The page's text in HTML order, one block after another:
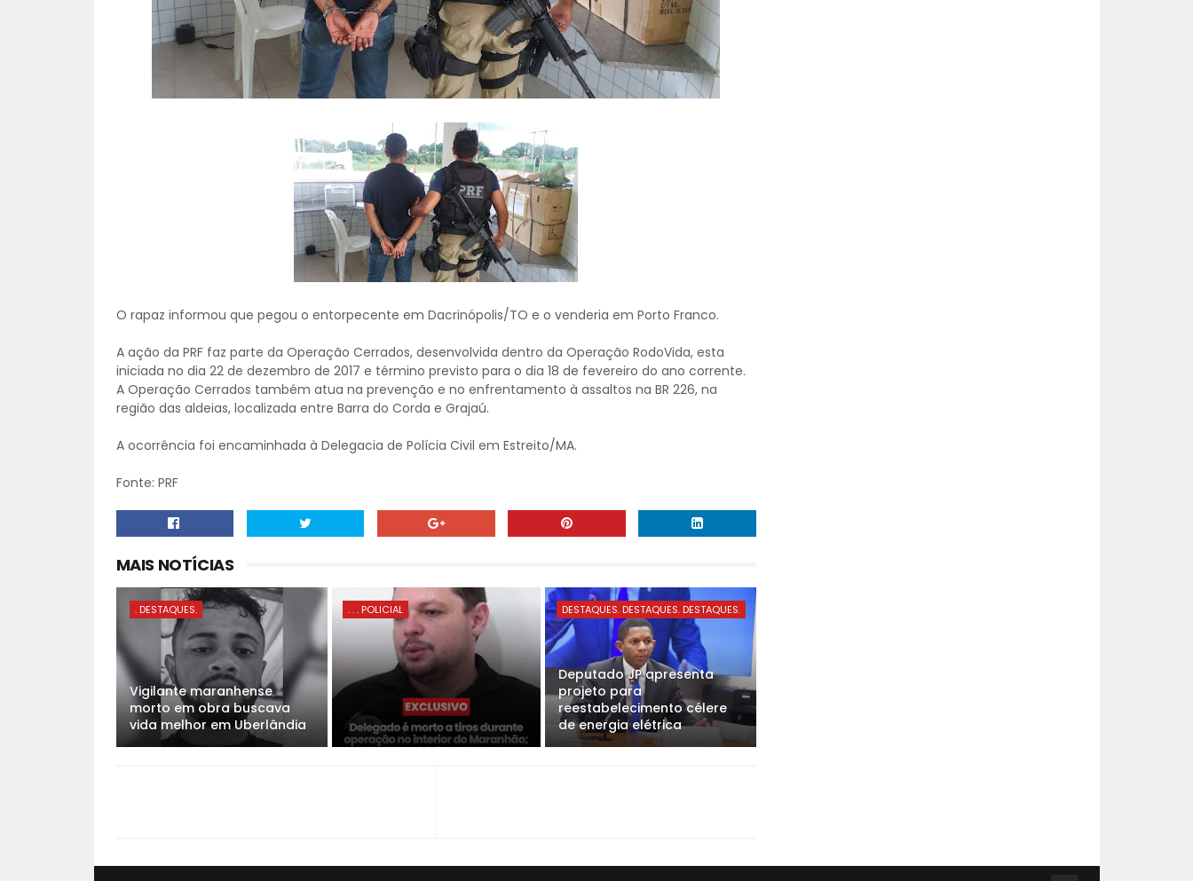
O rapaz informou que pegou o entorpecente em Dacrinópolis/TO e o venderia em Porto Franco.
A ação da PRF faz parte da Operação Cerrados, desenvolvida dentro da Operação RodoVida, esta
iniciada no dia 22 de dezembro de 2017 e término previsto para o dia 18 de fevereiro do ano corrente.
A Operação Cerrados também atua na prevenção e no enfrentamento à assaltos na BR 226, na
região das aldeias, localizada entre Barra do Corda e Grajaú.
A ocorrência foi encaminhada à Delegacia de Polícia Civil em Estreito/MA.
Fonte: PRF
MAIS NOTÍCIAS
. DESTAQUES.
Vigilante maranhense
morto em obra buscava
vida melhor em Uberlândia
. . . POLICIAL DESTAQUES. DESTAQUES. DESTAQUES.
Deputado JP apresenta
projeto para
reestabelecimento célere
de energia elétrica